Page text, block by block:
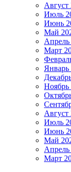
Август
Июль
Июнь
Май
Апрель
Март
Январь
Ноябрь
Август
Июль
Июнь
Май
Апрель
Март